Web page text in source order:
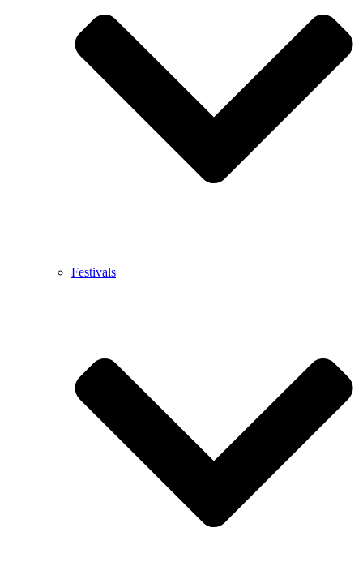
Festivals